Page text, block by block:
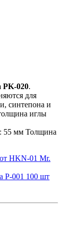
PK-020.
для
синтепона и
иглы
55 мм Толщина
HKN-01 Mr.
P-001 100 шт